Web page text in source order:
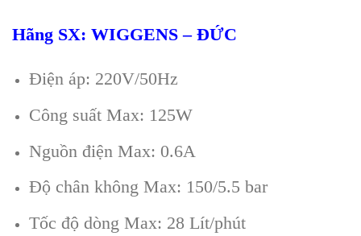
Hãng SX: WIGGENS – ĐỨC
Điện áp: 220V/50Hz
Công suất Max: 125W
Nguồn điện Max: 0.6A
Độ chân không Max: 150/5.5 bar
Tốc độ dòng Max: 28 Lít/phút